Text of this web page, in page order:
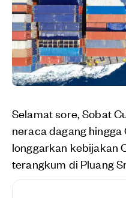
Selamat sore, Sobat
neraca dagang hingga
longgarkan kebijakan
terangkum di Pluang